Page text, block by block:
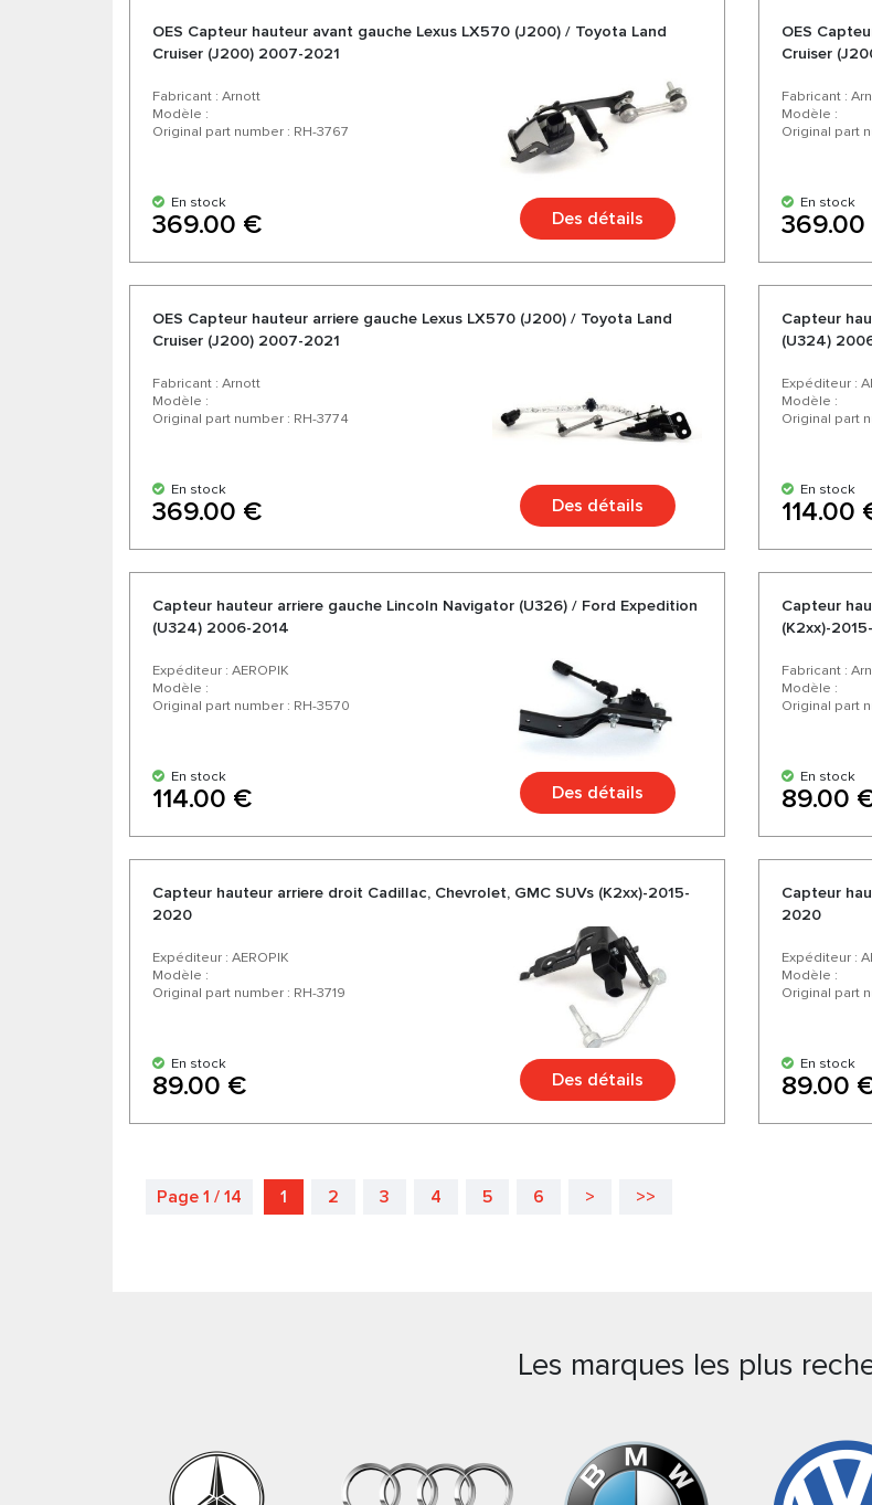
OES Capteur hauteur avant gauche Lexus LX570 (J200) / Toyota Land
Cruiser (J200) 2007-2021
Fabricant : Arnott
Modèle :
Original part number : RH-3767
En stock
369.00 € Des détails
OES
Cruiser
Fabricant :
Modèle :
Original part
En stock
OES Capteur hauteur arriere gauche Lexus LX570 (J200) / Toyota Land
Cruiser (J200) 2007-2021
Fabricant : Arnott
Modèle :
Original part number : RH-3774
En stock
369.00 € Des détails
Capteur
(U324)
Expéditeur :
Modèle :
Original part
En stock
114.00
Capteur hauteur arriere gauche Lincoln Navigator (U326) / Ford Expedition
(U324) 2006-2014
Expéditeur : AEROPIK
Modèle :
Original part number : RH-3570
En stock
114.00 € Des détails
Capteur
(K2xx)-
Fabricant :
Modèle :
Original part
En stock
89.00
Capteur hauteur arriere droit Cadillac, Chevrolet, GMC SUVs (K2xx)-2015-
2020
Expéditeur : AEROPIK
Modèle :
Original part number : RH-3719
En stock
89.00 € Des détails
Capteur
2020
Expéditeur :
Modèle :
Original part
En stock
89.00
Page 1 / 14 1 2 3 4 5 6 > >>
Les marques les plus